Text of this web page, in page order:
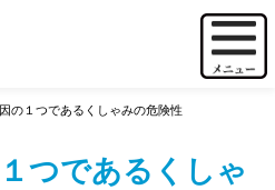
の１つであるくしゃみの危険性
つであるくしゃ